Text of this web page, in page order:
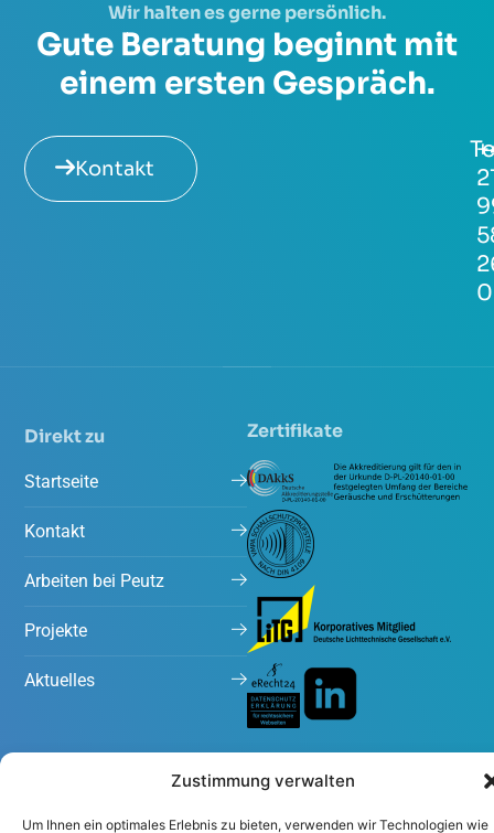
Zustimmung verwalten
Um Ihnen ein optimales Erlebnis zu bieten, verwenden wir Technologien wie
Wir halten es gerne persönlich.
Gute Beratung beginnt mit
einem ersten Gespräch.
Kontakt
0
Direkt zu
Startseite
Kontakt
Arbeiten bei Peutz
Projekte
Aktuelles
Zertifikate